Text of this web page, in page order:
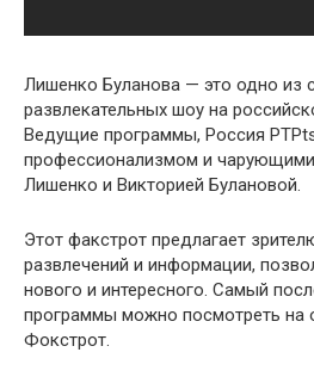
Лишенко Буланова — это одно из
развлекательных шоу на
Ведущие программы, Россия
профессионализмом и
Лишенко и Викторией Булановой.
Этот факстрот предлагает
развлечений и информации,
нового и интересного. Самый
программы можно посмотреть на
Фокстрот.